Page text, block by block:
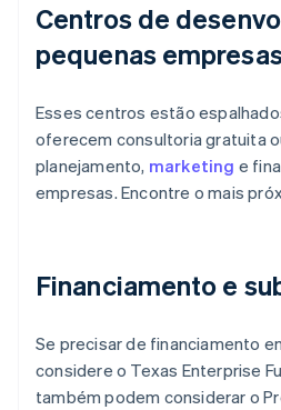
Centros de
pequenas
Esses centros estão
oferecem consultoria gratuita
planejamento, marketing e
empresas. Encontre o mais
Financiamento e
Se precisar de financiamento
considere o Texas Enterprise
também podem considerar o